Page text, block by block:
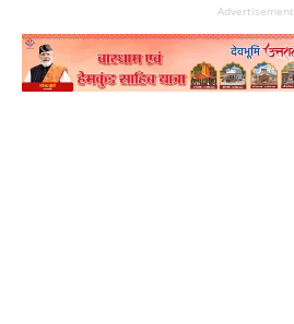
Advertisement